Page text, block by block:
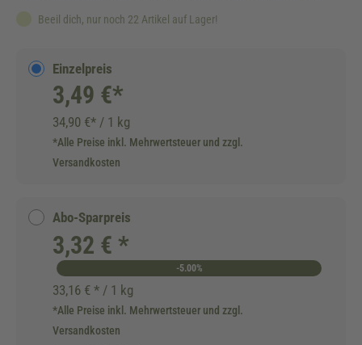
Beeil dich, nur noch 22 Artikel auf Lager!
Einzelpreis
3,49 €*
34,90 €* / 1 kg
*Alle Preise inkl. Mehrwertsteuer und zzgl.
Versandkosten
Abo-Sparpreis
3,32 € *
-5.00%
33,16 € * / 1 kg
*Alle Preise inkl. Mehrwertsteuer und zzgl.
Versandkosten